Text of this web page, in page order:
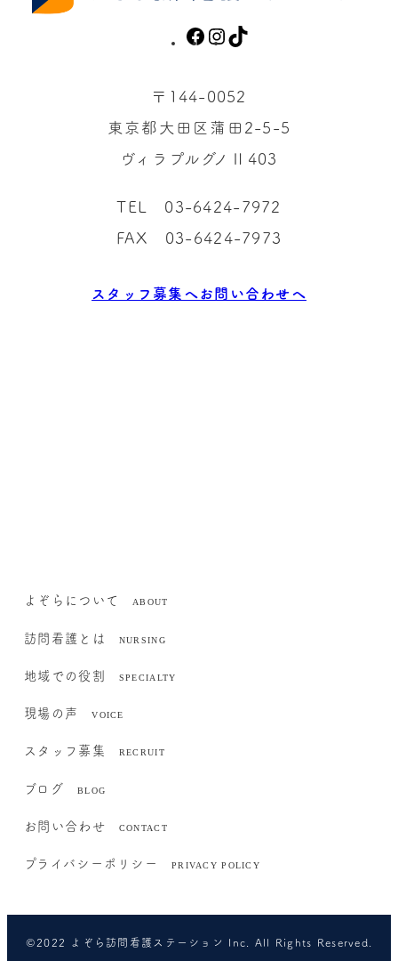
F
b
o
k
I
a
g
a
m
o
k
〒144-0052
東京都大田区蒲田2-5-5
ヴィラプルグノⅡ403
TEL 03-6424-7972
FAX 03-6424-7973
スタッフ募集へ お問い合わせへ
よぞらについて
訪問看護とは
地域での役割
現場の声
スタッフ募集
ブログ
お問い合わせ
プライバシーポリシー
©︎2022 よぞら訪問看護ステーション Inc. All Rights Reserved.